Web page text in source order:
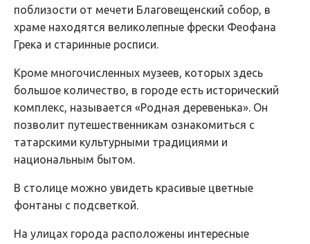
поблизости от мечети Благовещенский собор, в
храме находятся великолепные фрески Феофана
Грека и старинные росписи.
Кроме многочисленных музеев, которых здесь
большое количество, в городе есть исторический
комплекс, называется «Родная деревенька». Он
позволит путешественникам ознакомиться с
татарскими культурными традициями и
национальным бытом.
В столице можно увидеть красивые цветные
фонтаны с подсветкой.
На улицах города расположены интересные